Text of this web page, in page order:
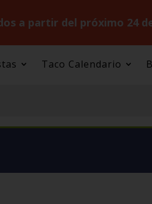
a partir del próximo 24
Taco Calendario